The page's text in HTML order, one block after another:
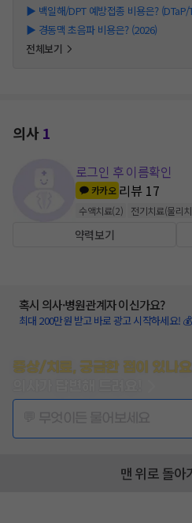
▶ 백일해/DPT 예방접종 비용은?
▶ 경동맥 초음파 비용은? (2026)
전체보기
의사1
로그인 후 이름확인
카카오 리뷰 17
수액치료(2) 전기치료(물리
약력보기
혹시 의사·병원관계자 이신가요?
최대 200만원 받고 바로 광고 시작하세요!
증상/치료, 궁금한 점이 있나
맨 위로 돌아